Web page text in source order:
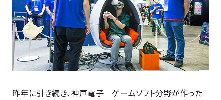
昨年に引き続き、神戸電子 ゲームソフト分野が作った